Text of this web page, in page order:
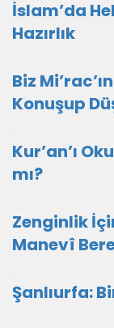
İslam’da
Hazırlık
Biz
Konuşup
Kur’an’ı
mı?
Zenginlik
Manevî
Şanlıurfa: